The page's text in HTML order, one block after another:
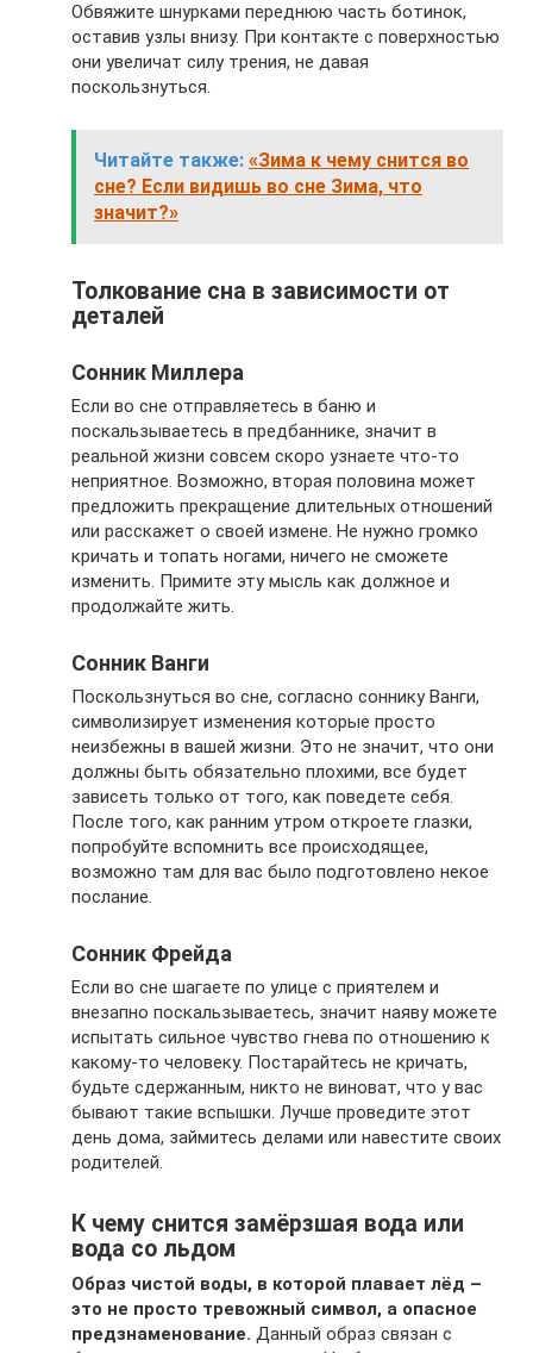
Обвяжите шнурками переднюю часть ботинок,
оставив узлы внизу. При контакте с поверхностью
они увеличат силу трения, не давая
поскользнуться.
Читайте также: «Зима к чему снится во
сне? Если видишь во сне Зима, что
значит?»
Толкование сна в зависимости от
деталей
Сонник Миллера
Если во сне отправляетесь в баню и
поскальзываетесь в предбаннике, значит в
реальной жизни совсем скоро узнаете что-то
неприятное. Возможно, вторая половина может
предложить прекращение длительных отношений
или расскажет о своей измене. Не нужно громко
кричать и топать ногами, ничего не сможете
изменить. Примите эту мысль как должное и
продолжайте жить.
Сонник Ванги
Поскользнуться во сне, согласно соннику Ванги,
символизирует изменения которые просто
неизбежны в вашей жизни. Это не значит, что они
должны быть обязательно плохими, все будет
зависеть только от того, как поведете себя.
После того, как ранним утром откроете глазки,
попробуйте вспомнить все происходящее,
возможно там для вас было подготовлено некое
послание.
Сонник Фрейда
Если во сне шагаете по улице с приятелем и
внезапно поскальзываетесь, значит наяву можете
испытать сильное чувство гнева по отношению к
какому-то человеку. Постарайтесь не кричать,
будьте сдержанным, никто не виноват, что у вас
бывают такие вспышки. Лучше проведите этот
день дома, займитесь делами или навестите своих
родителей.
К чему снится замёрзшая вода или
вода со льдом
Образ чистой воды, в которой плавает лёд –
это не просто тревожный символ, а опасное
предзнаменование. Данный образ связан с